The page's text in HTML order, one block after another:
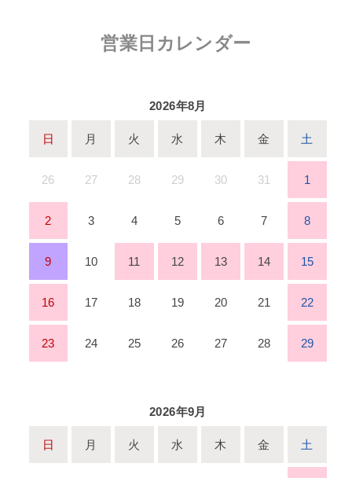
営業日カレンダー
2026年8月
日 月 火 水 木 金 土
26 27 28 29 30 31 1
2 3 4 5 6 7 8
9 10 11 12 13 14 15
16 17 18 19 20 21 22
23 24 25 26 27 28 29
2026年9月
日 月 火 水 木 金 土